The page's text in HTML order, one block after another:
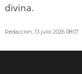
divina.
Redaccion 13 julio 2026 08:07